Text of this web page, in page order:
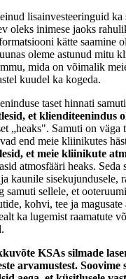
lisainvesteeringuid ka
oleks inimese jaoks
kätte saamine
oleme astunud mitu
mida on võimalik
kuudel ka kogeda.
taset hinnati
et klienditeenindus
„heaks". Samuti on väga
end meie kliinikutes
et meie kliinikute
atmosfääri heaks. Seda
ja kaunile sisekujundusele,
samuti sellele, et
kohvi, tee ja magusate
ka lugemist raamatute
KSAs silmade
arvamustest. Soovime